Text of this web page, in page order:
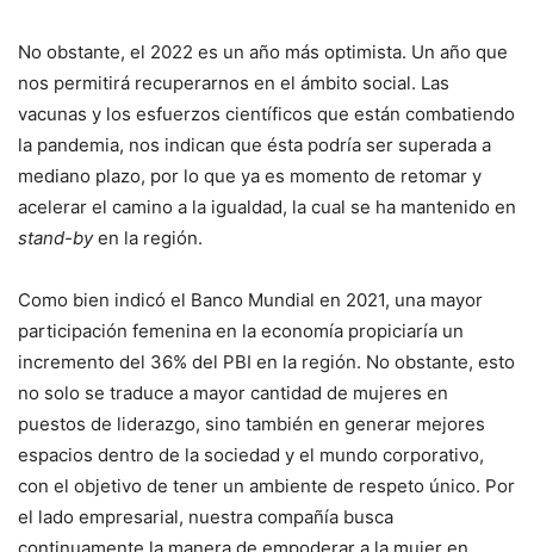
No obstante, el 2022 es un año más optimista. Un año que
nos permitirá recuperarnos en el ámbito social. Las
vacunas y los esfuerzos científicos que están combatiendo
la pandemia, nos indican que ésta podría ser superada a
mediano plazo, por lo que ya es momento de retomar y
acelerar el camino a la igualdad, la cual se ha mantenido en
stand-byen la región.
Como bien indicó el Banco Mundial en 2021, una mayor
participación femenina en la economía propiciaría un
incremento del 36% del PBI en la región. No obstante, esto
no solo se traduce a mayor cantidad de mujeres en
puestos de liderazgo, sino también en generar mejores
espacios dentro de la sociedad y el mundo corporativo,
con el objetivo de tener un ambiente de respeto único. Por
el lado empresarial, nuestra compañía busca
continuamente la manera de empoderar a la mujer en